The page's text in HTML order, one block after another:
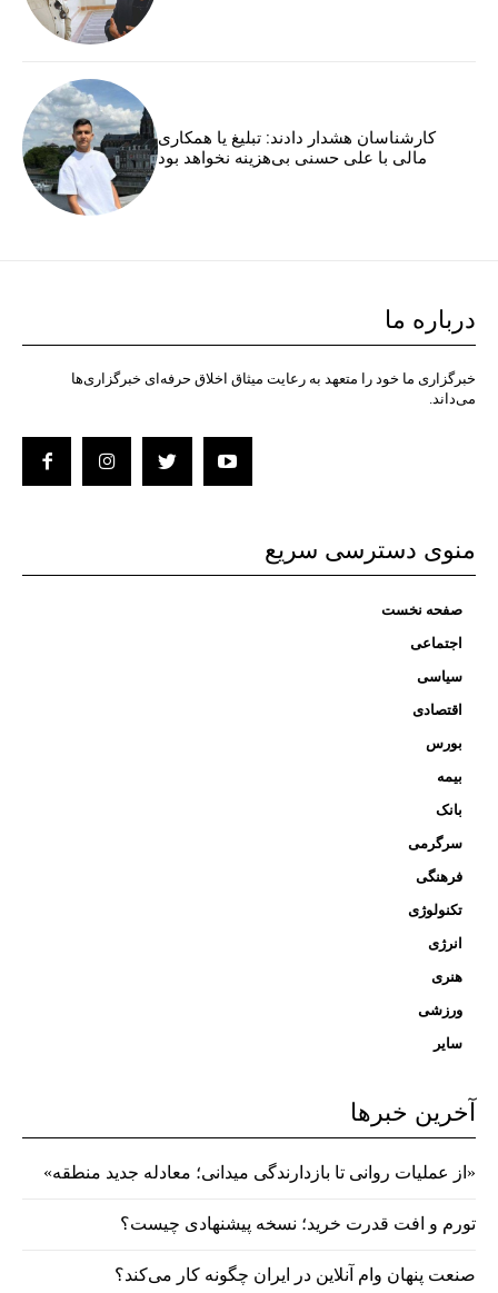
کارشناسان هشدار دادند: تبلیغ یا همکاری
مالی با علی حسنی بی‌هزینه نخواهد بود
درباره ما
خبرگزاری ما خود را متعهد به رعایت میثاق اخلاق حرفه‌ای خبرگزاری‌ها
می‌داند.
منوی دسترسی سریع
صفحه نخست
اجتماعی
سیاسی
اقتصادی
بورس
بیمه
بانک
سرگرمی
فرهنگی
تکنولوژی
انرژی
هنری
ورزشی
سایر
آخرین خبرها
«از عملیات روانی تا بازدارندگی میدانی؛ معادله جدید منطقه»
تورم و افت قدرت خرید؛ نسخه پیشنهادی چیست؟
صنعت پنهان وام آنلاین در ایران چگونه کار می‌کند؟